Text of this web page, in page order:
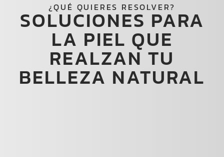
¿QUÉ QUIERES RESOLVER?
SOLUCIONES PARA
LA PIEL QUE
REALZAN TU
BELLEZA NATURAL